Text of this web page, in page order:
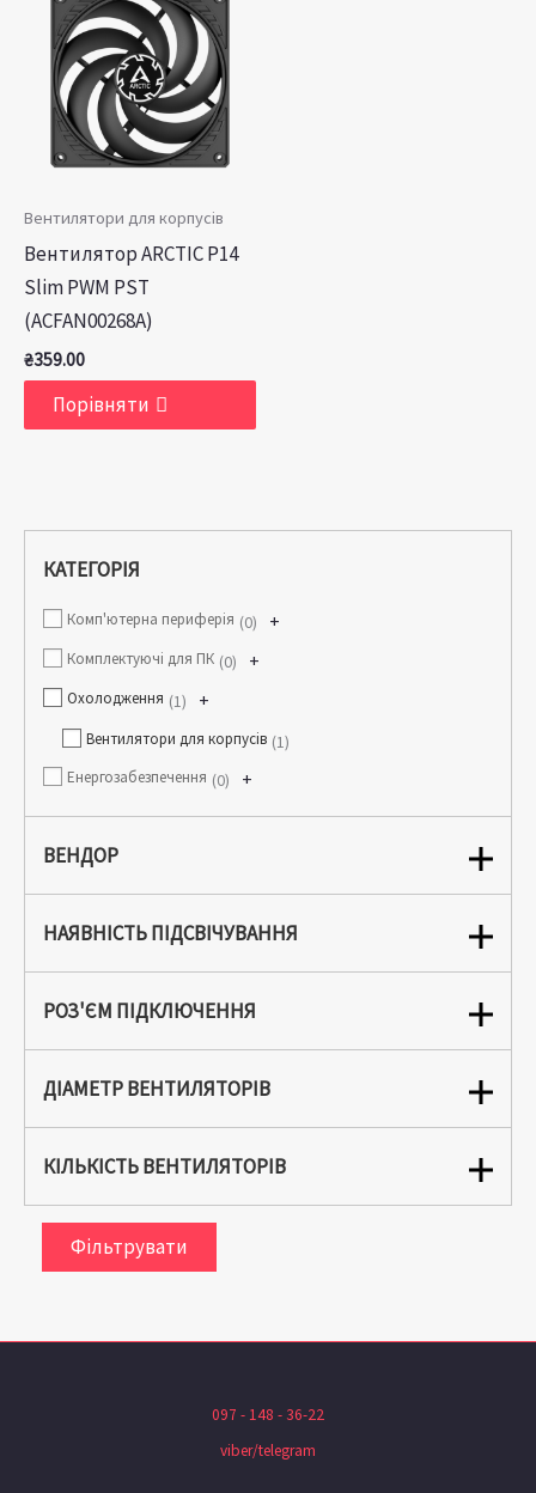
КАТЕГОРІЯ
Комп'ютерна периферія +
0
Комплектуючі для ПК +
0
Охолодження +
1
Вентилятори для корпусів 1
Енергозабезпечення +
0
ВЕНДОР
НАЯВНІСТЬ ПІДСВІЧУВАННЯ
РОЗ'ЄМ ПІДКЛЮЧЕННЯ
ДІАМЕТР ВЕНТИЛЯТОРІВ
КІЛЬКІСТЬ ВЕНТИЛЯТОРІВ
Фільтрувати
Вентилятори для корпусів
Вентилятор ARCTIC P14
Slim PWM PST
(ACFAN00268A)
₴359.00
Порівняти
097 - 148 - 36-22
viber/telegram